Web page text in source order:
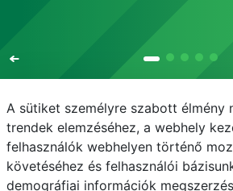
E-mail Telefonkönyv
A sütiket személyre szabott élmény
trendek elemzéséhez, a webhely
felhasználók webhelyen történő
követéséhez és felhasználói
demográfiai információk